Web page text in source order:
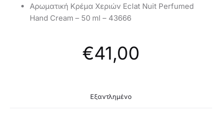
Αρωματική Κρέμα Χεριών Eclat Nuit Perfumed
Hand Cream – 50 ml – 43666
€41,00
Εξαντλημένο